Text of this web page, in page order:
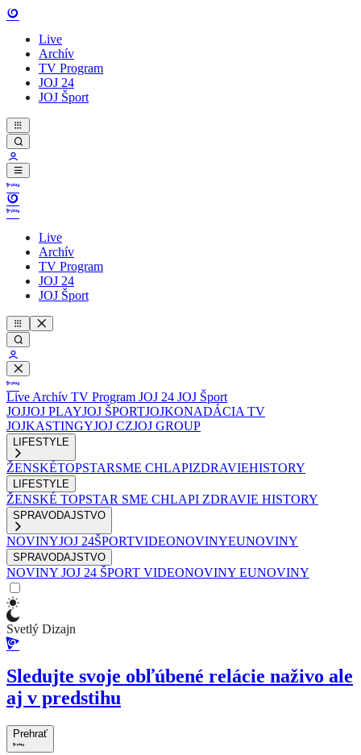
Live
Archív
TV Program
JOJ 24
JOJ Šport
Live
Archív
TV Program
JOJ 24
JOJ Šport
Live Archív TV Program JOJ 24 JOJ Šport
JOJJOJ PLAYJOJ ŠPORTJOJKONADÁCIA TV
JOJKASTINGYJOJ CZJOJ GROUP
LIFESTYLE
ŽENSKÉTOPSTARSME CHLAPIZDRAVIEHISTORY
LIFESTYLE
ŽENSKÉ TOPSTAR SME CHLAPI ZDRAVIE HISTORY
SPRAVODAJSTVO
NOVINYJOJ 24ŠPORTVIDEONOVINYEUNOVINY
SPRAVODAJSTVO
NOVINY JOJ 24 ŠPORT VIDEONOVINY EUNOVINY
Svetlý Dizajn
Sledujte svoje obľúbené relácie naživo ale
aj v predstihu
Prehrať